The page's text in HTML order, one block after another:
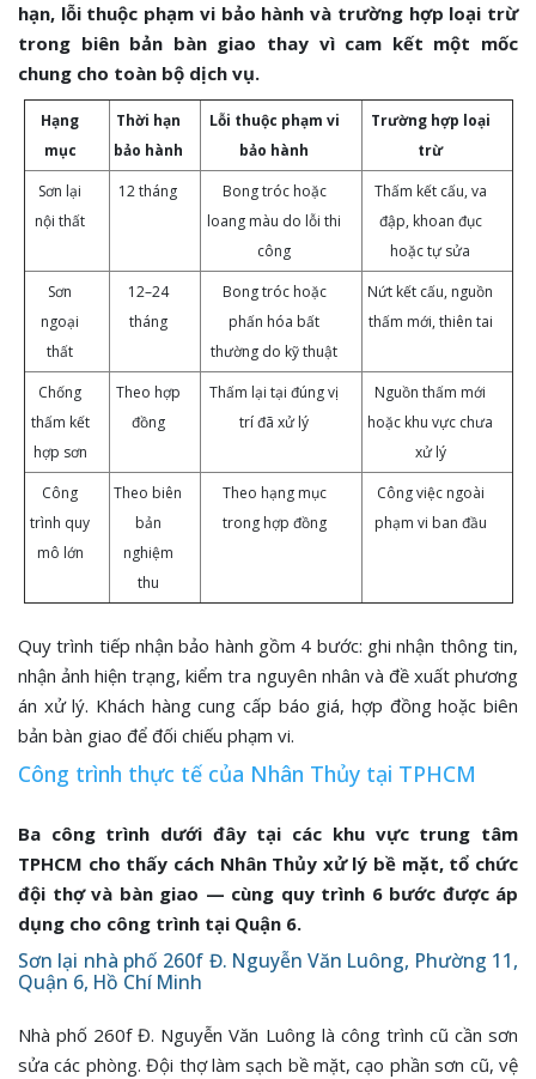
hạn, lỗi thuộc phạm vi bảo hành và trường hợp loại trừ
trong biên bản bàn giao thay vì cam kết một mốc
chung cho toàn bộ dịch vụ.
Hạng
mục
Thời hạn
bảo hành
Lỗi thuộc phạm vi
bảo hành
Trường hợp loại
trừ
Sơn lại
nội thất
12 tháng
Bong tróc hoặc
loang màu do lỗi thi
công
Thấm kết cấu, va
đập, khoan đục
hoặc tự sửa
Sơn
ngoại
thất
12–24
tháng
Bong tróc hoặc
phấn hóa bất
thường do kỹ thuật
Nứt kết cấu, nguồn
thấm mới, thiên tai
Chống
thấm kết
hợp sơn
Theo hợp
đồng
Thấm lại tại đúng vị
trí đã xử lý
Nguồn thấm mới
hoặc khu vực chưa
xử lý
Công
trình quy
mô lớn
Theo biên
bản
nghiệm
thu
Theo hạng mục
trong hợp đồng
Công việc ngoài
phạm vi ban đầu
Quy trình tiếp nhận bảo hành gồm 4 bước: ghi nhận thông tin,
nhận ảnh hiện trạng, kiểm tra nguyên nhân và đề xuất phương
án xử lý. Khách hàng cung cấp báo giá, hợp đồng hoặc biên
bản bàn giao để đối chiếu phạm vi.
Công trình thực tế của Nhân Thủy tại TPHCM
Ba công trình dưới đây tại các khu vực trung tâm
TPHCM cho thấy cách Nhân Thủy xử lý bề mặt, tổ chức
đội thợ và bàn giao — cùng quy trình 6 bước được áp
dụng cho công trình tại Quận 6.
Sơn lại nhà phố 260f Đ. Nguyễn Văn Luông, Phường 11,
Quận 6, Hồ Chí Minh
Nhà phố 260f Đ. Nguyễn Văn Luông là công trình cũ cần sơn
sửa các phòng. Đội thợ làm sạch bề mặt, cạo phần sơn cũ, vệ